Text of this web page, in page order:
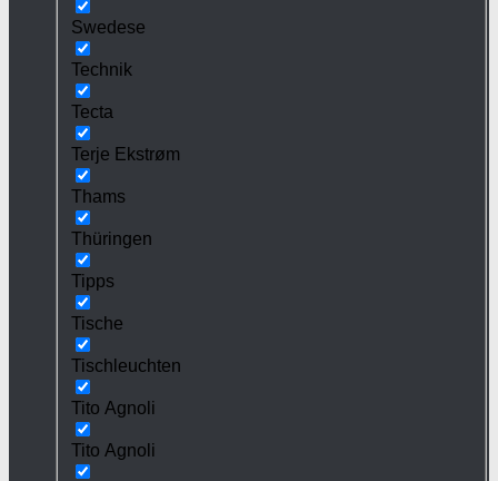
Swedese
Technik
Tecta
Terje Ekstrøm
Thams
Thüringen
Tipps
Tische
Tischleuchten
Tito Agnoli
Tito Agnoli